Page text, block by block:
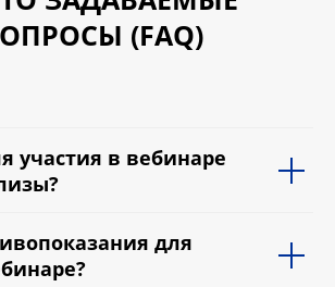
(FAQ)
участия в вебинаре
для